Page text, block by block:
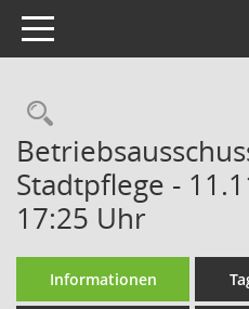
Toggle navigation
Stadtpflege -
17:25 Uhr
Informationen